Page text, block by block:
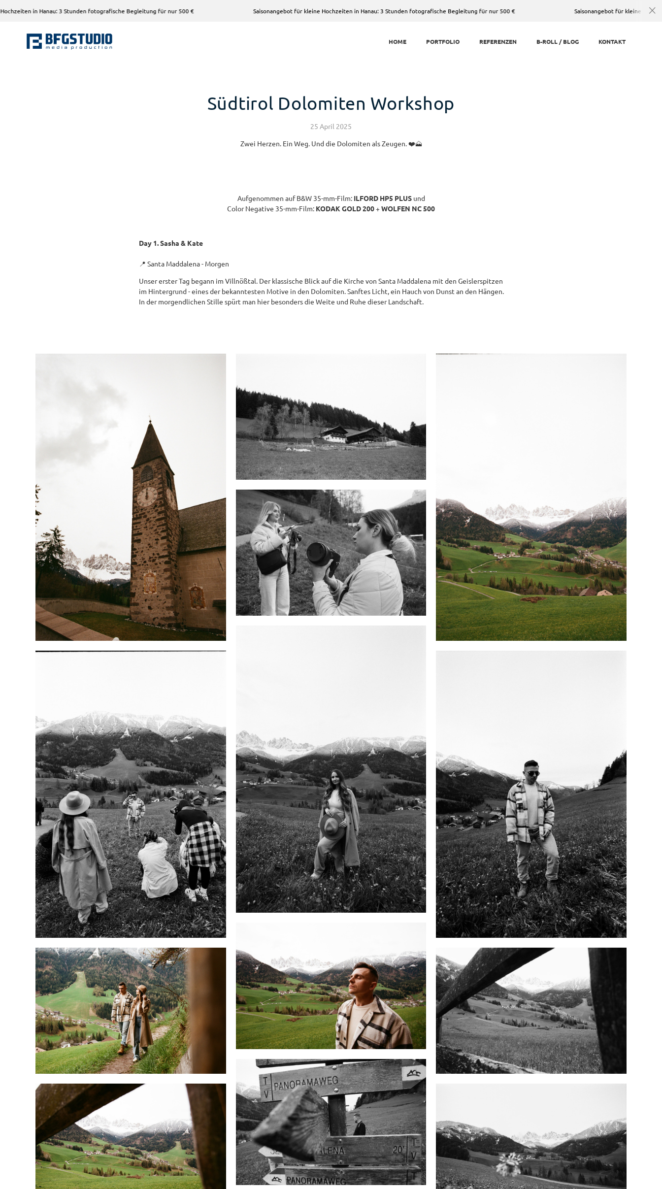
HOME PORTFOLIO REFERENZEN B-ROLL / BLOG KONTAKT
Südtirol Dolomiten Workshop
25 April 2025
Zwei Herzen. Ein Weg. Und die Dolomiten als Zeugen. ❤️🗻
Aufgenommen auf B&W 35-mm-Film: ILFORD HP5 PLUSund
Color Negative 35-mm-Film: KODAK GOLD 200+WOLFEN NC 500
Day 1. Sasha & Kate
📍 Santa Maddalena - Morgen
Unser erster Tag begann im Villnößtal. Der klassische Blick auf die Kirche von Santa Maddalena mit den Geislerspitzen
im Hintergrund - eines der bekanntesten Motive in den Dolomiten. Sanftes Licht, ein Hauch von Dunst an den Hängen.
In der morgendlichen Stille spürt man hier besonders die Weite und Ruhe dieser Landschaft.
Hanau: 3 Stunden fotografische Begleitung für nur 500 € Saisonangebot für kleine Hochzeiten in Hanau: 3 Stunden fotografische Begleitung für nur 500 € Saisonangebot für kleine Hochzeiten in